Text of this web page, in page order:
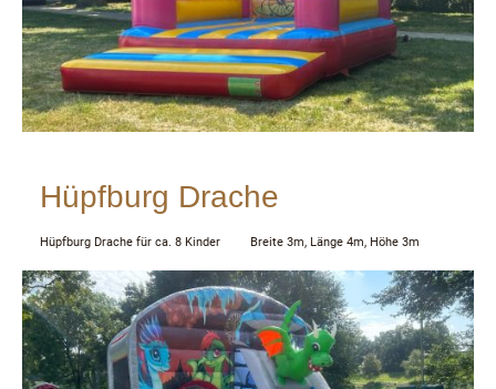
Hüpfburg Drache
Hüpfburg Drache für ca. 8 Kinder Breite 3m, Länge 4m, Höhe 3m